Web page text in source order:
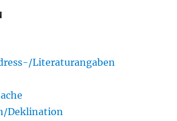
Literaturangaben
Deklination